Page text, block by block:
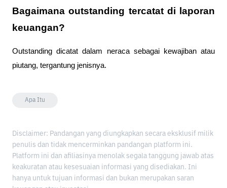
Bagaimana outstanding tercatat di laporan
keuangan?
Outstanding dicatat dalam neraca sebagai kewajiban atau
piutang, tergantung jenisnya.
Apa Itu
Disclaimer: Pandangan yang diungkapkan secara eksklusif milik
penulis dan tidak mencerminkan pandangan platform ini.
Platform ini dan afiliasinya menolak segala tanggung jawab atas
keakuratan atau kesesuaian informasi yang disediakan. Ini
hanya untuk tujuan informasi dan bukan merupakan saran